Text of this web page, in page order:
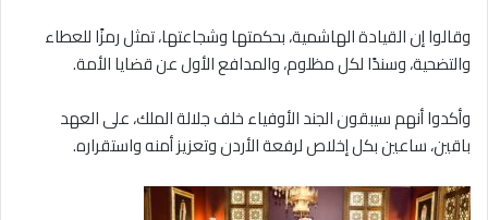
وقالوا إن القيادة الهاشمية، بحكمتها وشجاعتها، تمثل رمزًا للعطاء
والتضحية، وسندًا لكل مظلوم، والمدافع الأول عن قضايا الأمة.
وأكدوا أنهم سيبقون الجند الأوفياء خلف جلالة الملك، على العهد
باقين، ساعين بكل إخلاص لرفعة الأردن وتعزيز أمنه واستقراره.